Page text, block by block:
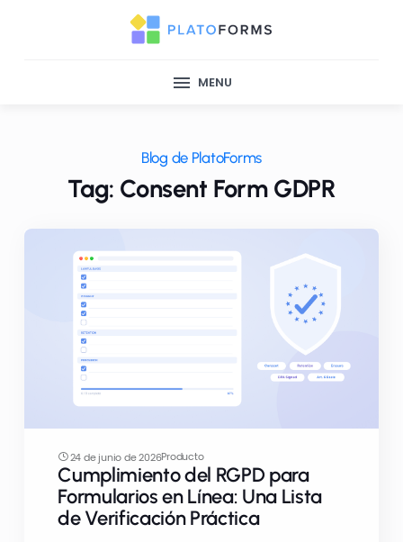
MENU
Blog de PlatoForms
Tag: Consent Form GDPR
24 de junio de 2026Producto
Cumplimiento del RGPD para
Formularios en Línea: Una Lista
de Verificación Práctica